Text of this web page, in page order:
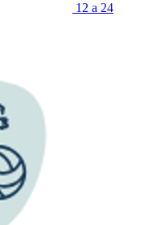
12 a 24